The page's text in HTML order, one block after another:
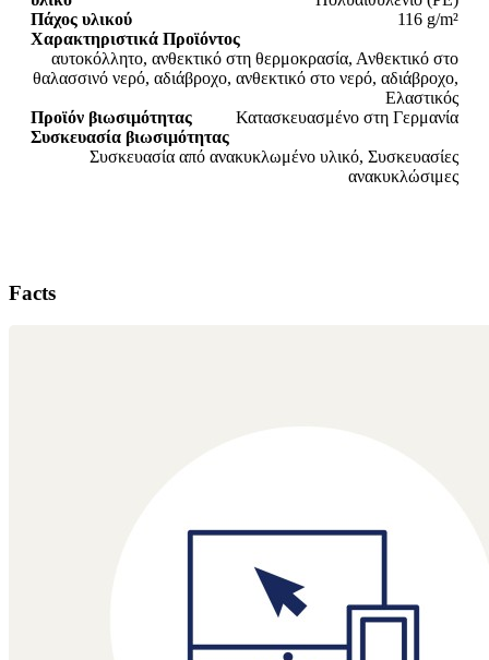
Πάχος υλικού
116 g/m²
Χαρακτηριστικά Προϊόντος
αυτοκόλλητο, ανθεκτικό στη θερμοκρασία, Ανθεκτικό στο
θαλασσινό νερό, αδιάβροχο, ανθεκτικό στο νερό, αδιάβροχο,
Ελαστικός
Προϊόν βιωσιμότητας
Κατασκευασμένο στη Γερμανία
Συσκευασία βιωσιμότητας
Συσκευασία από ανακυκλωμένο υλικό, Συσκευασίες
ανακυκλώσιμες
Facts